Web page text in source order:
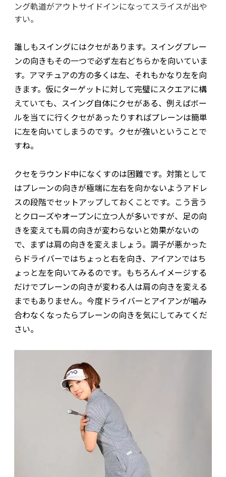
ング軌道がアウトサイドインになってスライスが出や
すい。
誰しもスイングにはクセがあります。スイングプレー
ンの向きもその一つで必ず左右どちらかを向いていま
す。アマチュアの方の多くは左、それもかなり左を向
きます。仮にターゲットに対して完璧にスクエアに構
えていても、スイング自体にクセがある、例えばボー
ルを当てに行くクセがあったりすればプレーンは簡単
に左を向いてしまうのです。クセが強いということで
すね。
クセをラウンド中になくすのは困難です。対策として
はプレーンの向きが極端に左右を向かないようアドレ
スの段階でセットアップしておくことです。こう言う
とクローズやオープンに立つ人が多いですが、足の向
きを変えても肩の向きが変わらないと効果がないの
で、まずは肩の向きを変えましょう。調子が悪かった
らドライバーではちょっと右を向き、アイアンではち
ょっと左を向いてみるのです。もちろんイメージする
だけでプレーンの向きが変わる人は肩の向きを変える
までもありません。今度ドライバーとアイアンが噛み
合わなくなったらプレーンの向きを気にしてみてくだ
さい。